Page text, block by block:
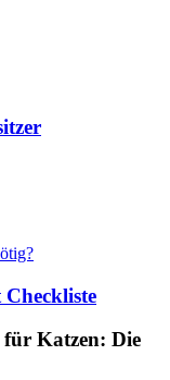
für Katzen: Die